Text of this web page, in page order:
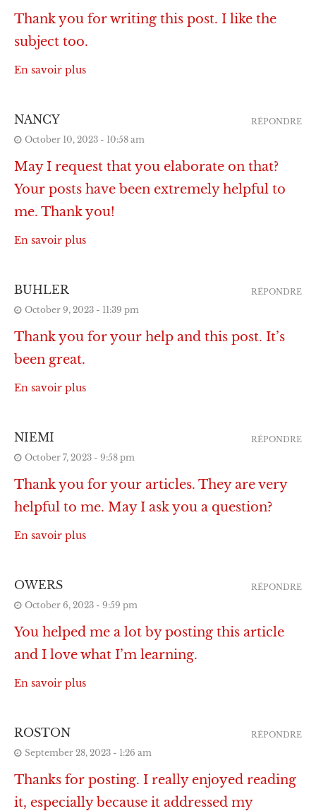
Thank you for writing this post. I like the
subject too.
En savoir plus
NANCY
October 10, 2023 - 10:58 am
May I request that you elaborate on that?
Your posts have been extremely helpful to
me. Thank you!
En savoir plus
RÉPONDRE
BUHLER
October 9, 2023 - 11:39 pm
Thank you for your help and this post. It’s
been great.
En savoir plus
RÉPONDRE
NIEMI
October 7, 2023 - 9:58 pm
Thank you for your articles. They are very
helpful to me. May I ask you a question?
En savoir plus
RÉPONDRE
OWERS
October 6, 2023 - 9:59 pm
You helped me a lot by posting this article
and I love what I’m learning.
En savoir plus
RÉPONDRE
ROSTON
September 28, 2023 - 1:26 am
Thanks for posting. I really enjoyed reading
it, especially because it addressed my
RÉPONDRE